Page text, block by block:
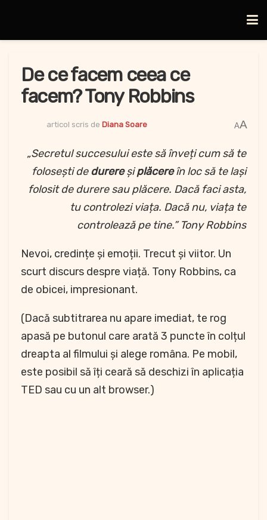
De ce facem ceea ce
facem? Tony Robbins
articol scris de Diana Soare AA
„Secretul succesului este să înveți cum să te
folosești dedurereșiplăcereîn loc să te lași
folosit de durere sau plăcere. Dacă faci asta,
tu controlezi viața. Dacă nu, viața te
controlează pe tine.” Tony Robbins
Nevoi, credințe și emoții. Trecut și viitor. Un
scurt discurs despre viață. Tony Robbins, ca
de obicei, impresionant.
(Dacă subtitrarea nu apare imediat, te rog
apasă pe butonul care arată 3 puncte în colțul
dreapta al filmului și alege româna. Pe mobil,
este posibil să îți ceară să deschizi în aplicația
TED sau cu un alt browser.)